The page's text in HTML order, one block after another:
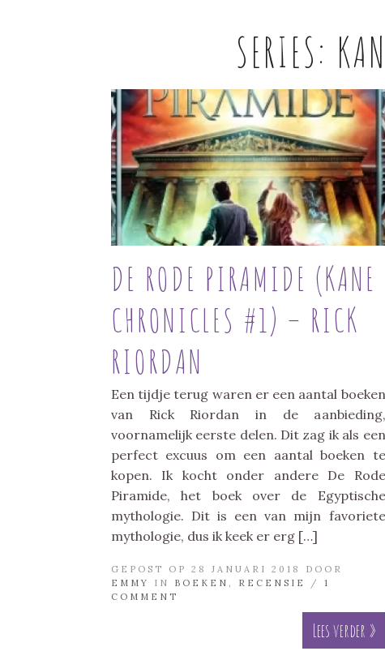
SERIES:
DE RODE PIRAMIDE (KANE
CHRONICLES #1) – RICK
RIORDAN
Een tijdje terug waren er een aantal boeken
van Rick Riordan in de aanbieding,
voornamelijk eerste delen. Dit zag ik als een
perfect excuus om een aantal boeken te
kopen. Ik kocht onder andere De Rode
Piramide, het boek over de Egyptische
mythologie. Dit is een van mijn favoriete
mythologie, dus ik keek er erg […]
GEPOST OP 28 JANUARI 2018 DOOR
EMMY
IN BOEKEN , RECENSIE / 1
COMMENT
Lees verder »